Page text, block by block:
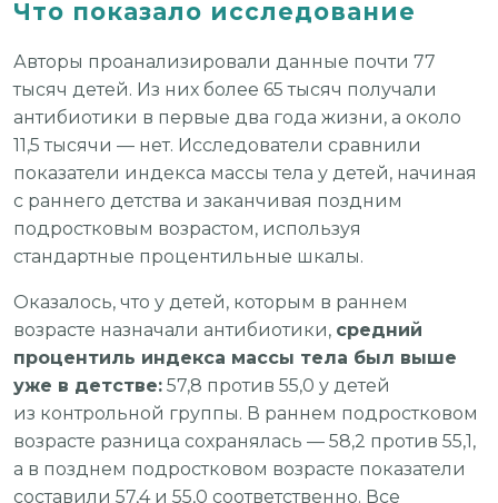
Что показало исследование
Авторы проанализировали данные почти 77
тысяч детей. Из них более 65 тысяч получали
антибиотики в первые два года жизни, а около
11,5 тысячи — нет. Исследователи сравнили
показатели индекса массы тела у детей, начиная
с раннего детства и заканчивая поздним
подростковым возрастом, используя
стандартные процентильные шкалы.
Оказалось, что у детей, которым в раннем
возрасте назначали антибиотики, средний
процентиль индекса массы тела был выше
уже в детстве: 57,8 против 55,0 у детей
из контрольной группы. В раннем подростковом
возрасте разница сохранялась — 58,2 против 55,1,
а в позднем подростковом возрасте показатели
составили 57,4 и 55,0 соответственно. Все